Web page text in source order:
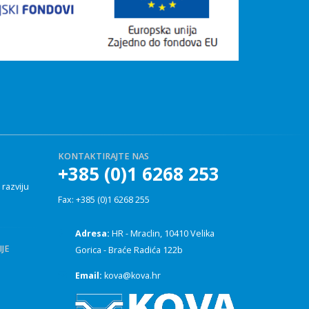
KONTAKTIRAJTE NAS
+385 (0)1 6268 253
Fax: +385 (0)1 6268 255
Adresa: HR - Mraclin, 10410 Velika
Gorica - Braće Radića 122b
Email: kova@kova.hr